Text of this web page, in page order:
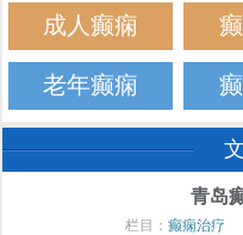
成人癫痫
老年癫痫
青岛
栏目： 癫痫治疗